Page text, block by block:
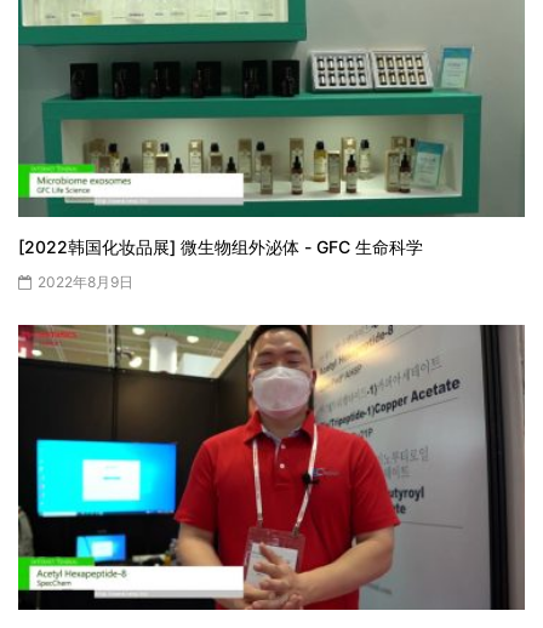
[2022韩国化妆品展] 微生物组外泌体 - GFC 生命科学
2022年8月9日